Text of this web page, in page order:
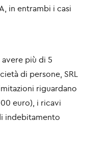
in entrambi i casi
più di 5
di persone, SRL
riguardano
euro), i ricavi
indebitamento